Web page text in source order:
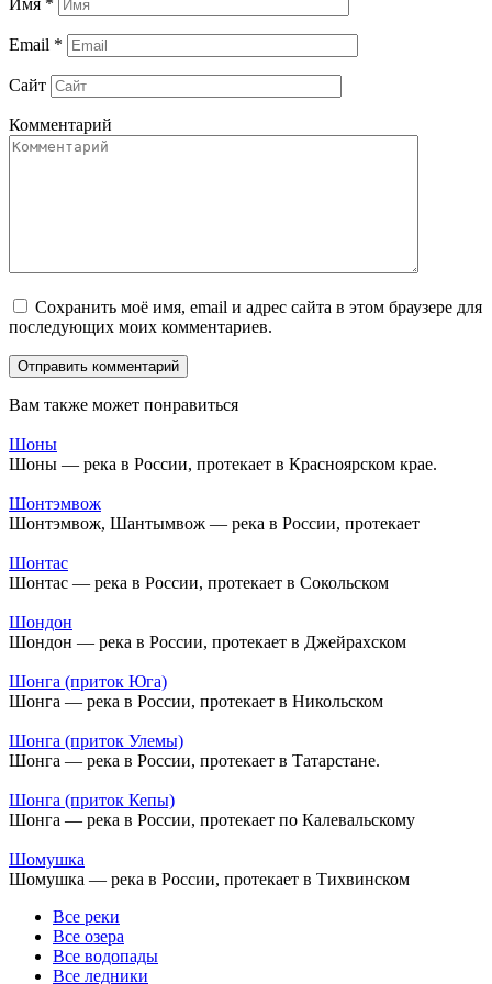
Email *
Сайт
Комментарий
Сохранить моё имя, email и адрес сайта в этом браузере для
последующих моих комментариев.
Вам также может понравиться
Шоны
Шоны — река в России, протекает в Красноярском крае.
Шонтэмвож
Шонтэмвож, Шантымвож — река в России, протекает
Шонтас
Шонтас — река в России, протекает в Сокольском
Шондон
Шондон — река в России, протекает в Джейрахском
Шонга (приток Юга)
Шонга — река в России, протекает в Никольском
Шонга (приток Улемы)
Шонга — река в России, протекает в Татарстане.
Шонга (приток Кепы)
Шонга — река в России, протекает по Калевальскому
Шомушка
Шомушка — река в России, протекает в Тихвинском
Все реки
Все озера
Все водопады
Все ледники